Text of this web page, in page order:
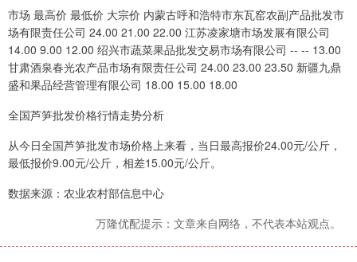
市场 最高价 最低价 大宗价 内蒙古呼和浩特市东瓦窑农副产品批发市
场有限责任公司 24.00 21.00 22.00 江苏凌家塘市场发展有限公司
14.00 9.00 12.00 绍兴市蔬菜果品批发交易市场有限公司 -- -- 13.00
甘肃酒泉春光农产品市场有限责任公司 24.00 23.00 23.50 新疆九鼎
盛和果品经营管理有限公司 18.00 15.00 18.00
全国芦笋批发价格行情走势分析
从今日全国芦笋批发市场价格上来看，当日最高报价24.00元/公斤，
最低报价9.00元/公斤，相差15.00元/公斤。
数据来源：农业农村部信息中心
万隆优配提示：文章来自网络，不代表本站观点。